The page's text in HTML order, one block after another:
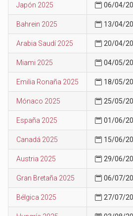
Japón 2025 06/04/
Bahrein 2025 13/04/
Arabia Saudí 2025 20/04/
Miami 2025 04/05/
Emilia Ronaña 2025 18/05/
Mónaco 2025 25/05/
España 2025 01/06/
Canadá 2025 15/06/
Austria 2025 29/06/
Gran Bretaña 2025 06/07/
Bélgica 2025 27/07/